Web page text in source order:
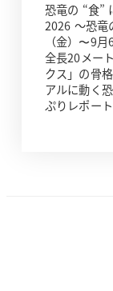
恐竜の “食”
2026 ～恐竜
（金）〜9
全長20メー
クス」の骨
アルに動く
ぷりレポート